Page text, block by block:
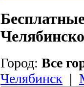
Город: Все
Челябинск |